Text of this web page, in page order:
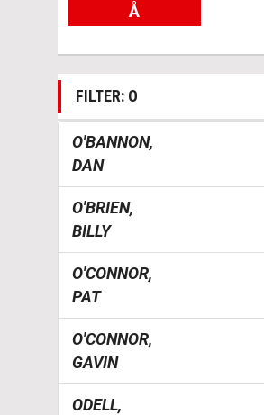
Å
FILTER: O
O'BANNON,
DAN
O'BRIEN,
BILLY
O'CONNOR,
PAT
O'CONNOR,
GAVIN
ODELL,